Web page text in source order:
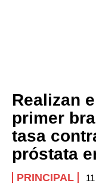
Realizan
primer
tasa
próstata
PRINCIPAL